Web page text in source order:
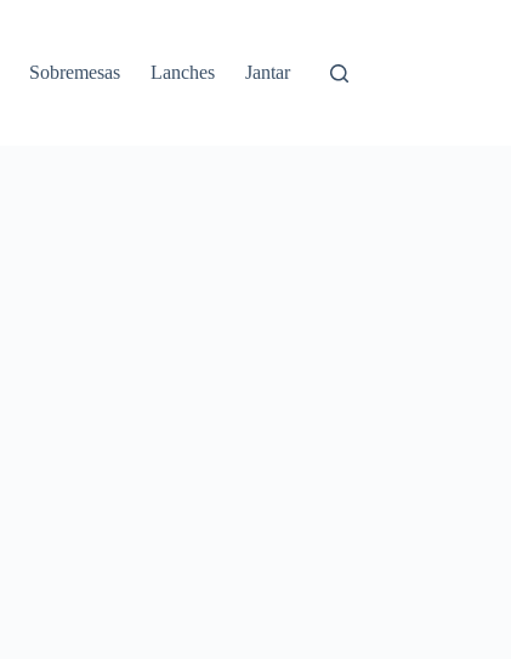
Sobremesas Lanches Jantar